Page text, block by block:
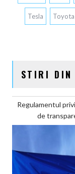
Tesla Toyota
STIRI DIN
Regulamentul
de